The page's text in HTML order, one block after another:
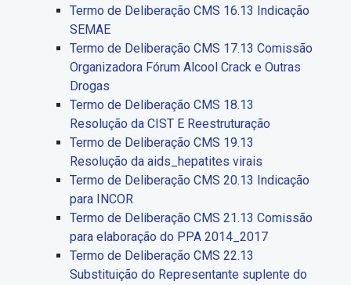
Termo de Deliberação CMS 16.13 Indicação
SEMAE
Termo de Deliberação CMS 17.13 Comissão
Organizadora Fórum Alcool Crack e Outras
Drogas
Termo de Deliberação CMS 18.13
Resolução da CIST E Reestruturação
Termo de Deliberação CMS 19.13
Resolução da aids_hepatites virais
Termo de Deliberação CMS 20.13 Indicação
para INCOR
Termo de Deliberação CMS 21.13 Comissão
para elaboração do PPA 2014_2017
Termo de Deliberação CMS 22.13
Substituição do Representante suplente do